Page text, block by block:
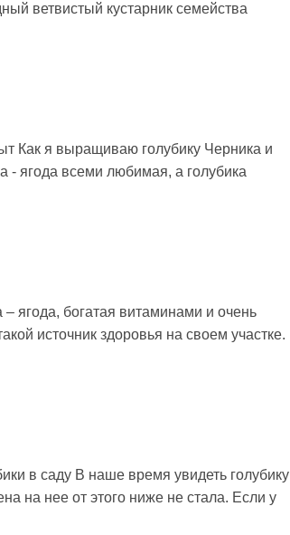
ветвистый кустарник семейства
Как я выращиваю голубику Черника и
- ягода всеми любимая, а голубика
– ягода, богатая витаминами и очень
источник здоровья на своем участке.
в саду В наше время увидеть голубику
на нее от этого ниже не стала. Если у